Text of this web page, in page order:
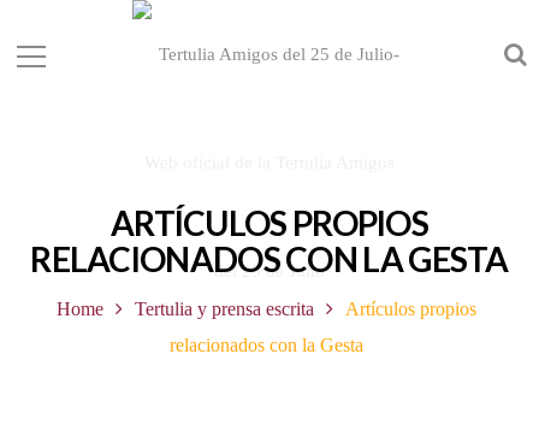
ARTÍCULOS PROPIOS
RELACIONADOS CON LA GESTA
Home Tertulia y prensa escrita
Artículos propios
relacionados con la Gesta